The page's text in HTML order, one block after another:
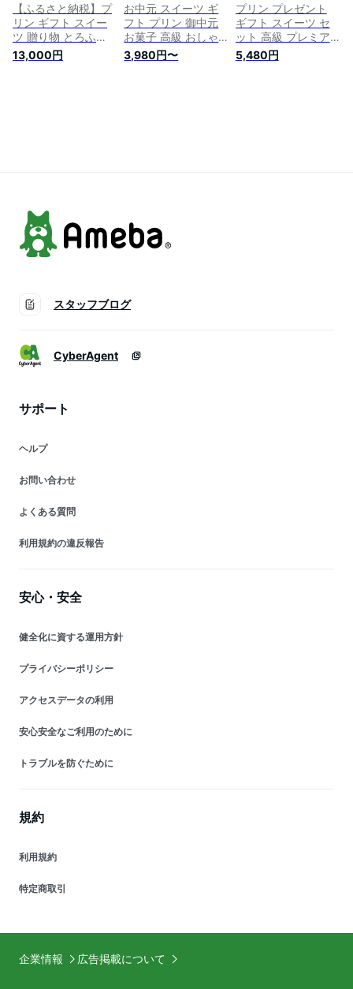
【ふるさと納税】プ
リン ギフト スイー
ツ 贈り物 とろふ
わ！ 財宝 プレミア
ム 6種12個 （スペシ
13,000円
お中元 スイーツ ギ
フト プリン 御中元
お菓子 高級 おしゃ
れ 誕生日プレゼント
特製 ぷりん 詰め合
3,980円〜
プリン プレゼント
ギフト スイーツ セ
ット 高級 プレミア
ム 洋菓子 ぷりん 喜
ばれる 手作り 贈り
5,480円
スタッフブログ
CyberAgent
サポート
ヘルプ
お問い合わせ
よくある質問
利用規約の違反報告
安心・安全
健全化に資する運用方針
プライバシーポリシー
アクセスデータの利用
安心安全なご利用のために
トラブルを防ぐために
規約
利用規約
特定商取引
企業情報 広告掲載について